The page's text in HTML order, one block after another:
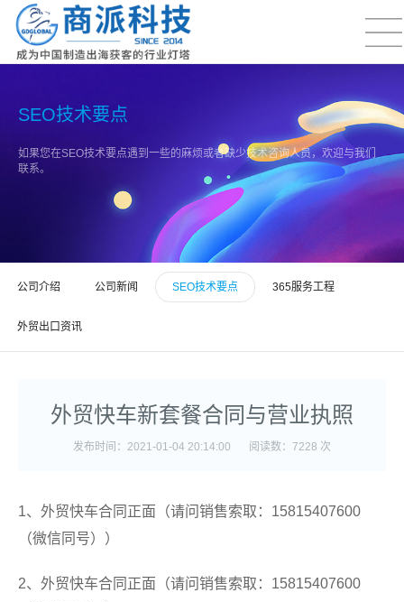
SEO技术要点
如果您在SEO技术要点遇到一些的麻烦或者缺少技术咨询人员，欢迎与我们
联系。
公司介绍 公司新闻 SEO技术要点 365服务工程
外贸出口资讯
外贸快车新套餐合同与营业执照
发布时间：2021-01-04 20:14:00 阅读数：7228 次
1、外贸快车合同正面（请问销售索取 ：15815407600
（微信同号））
2、外贸快车合同正面（请问销售索取： 15815407600